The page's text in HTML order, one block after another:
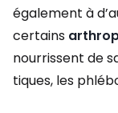
également à
certains
nourrissent de
tiques, les